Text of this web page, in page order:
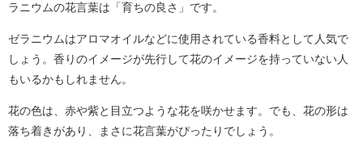
ラニウムの花言葉は「育ちの良さ」です。
ゼラニウムはアロマオイルなどに使用されている香料として人気で
しょう。香りのイメージが先行して花のイメージを持っていない人
もいるかもしれません。
花の色は、赤や紫と目立つような花を咲かせます。でも、花の形は
落ち着きがあり、まさに花言葉がぴったりでしょう。